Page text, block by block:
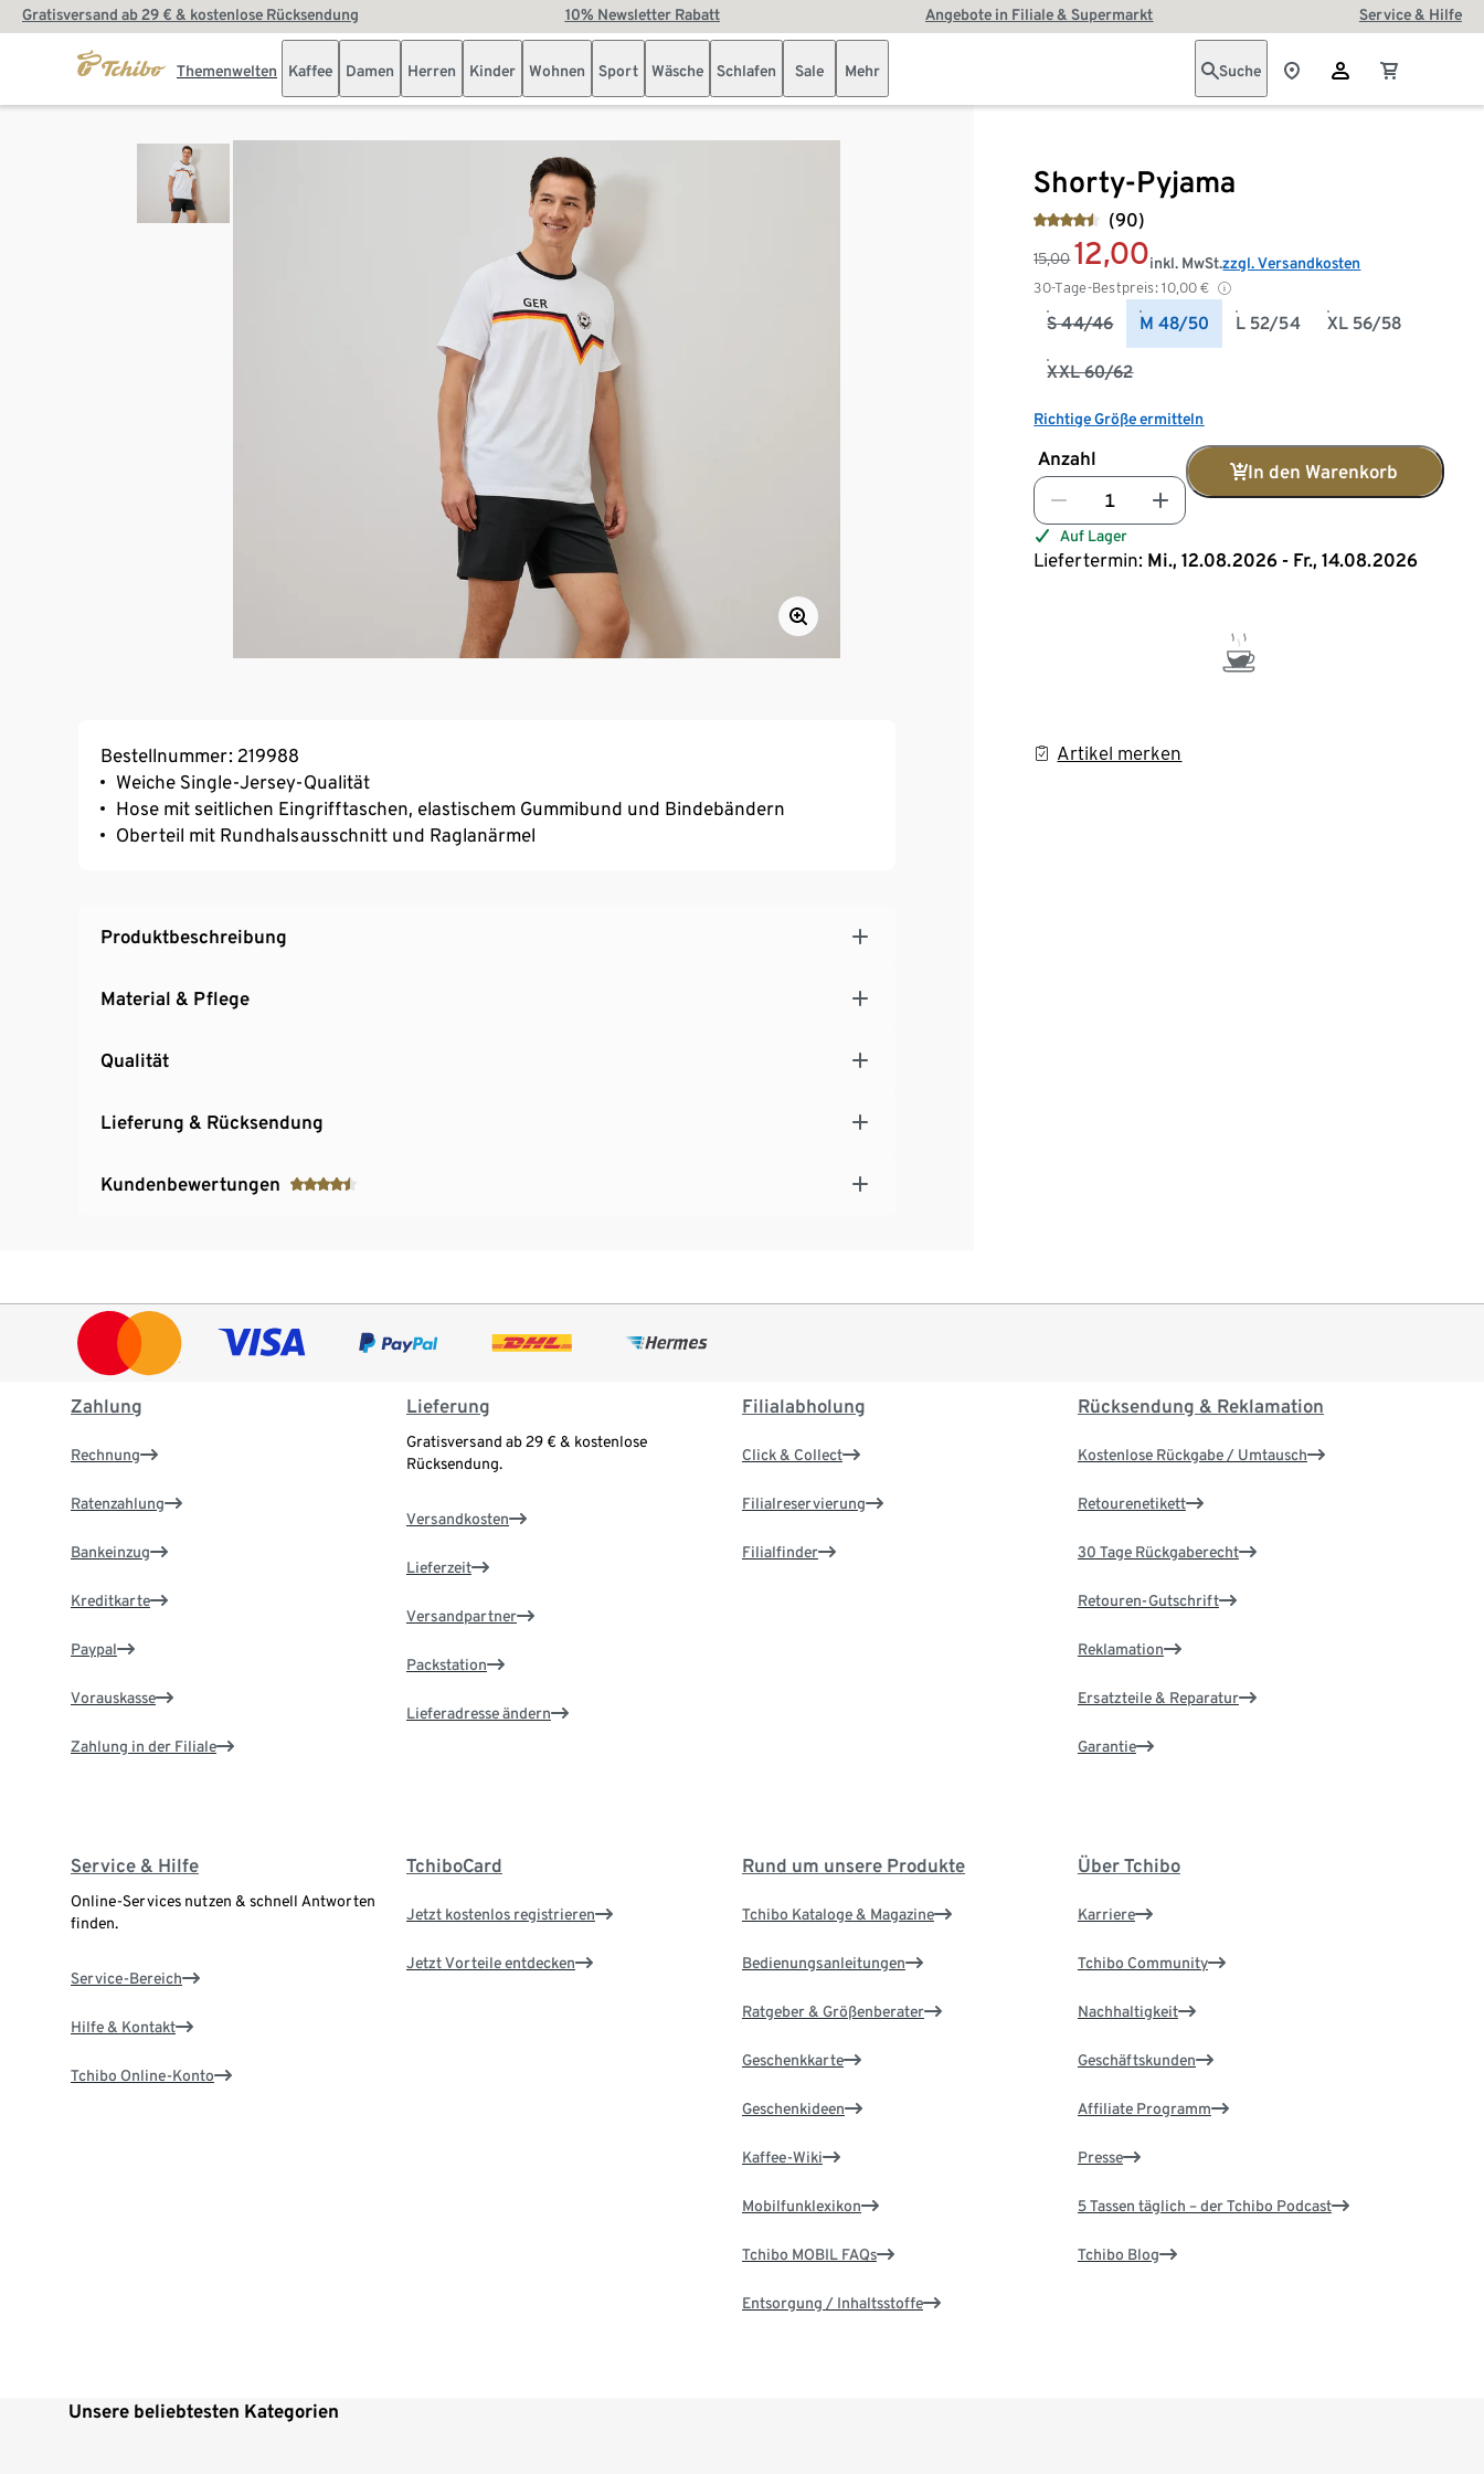
Gratisversand ab 29 € & kostenlose Rücksendung 10% Newsletter Rabatt Angebote in Filiale & Supermarkt Service & Hilfe
Themenwelten Kaffee Damen Herren Kinder Wohnen Sport Wäsche Schlafen Sale Mehr Suche
Shorty-Pyjama
(90)
15,00 12,00
30-Tage-Bestpreis: 10,00 €
inkl. MwSt.zzgl. Versandkosten
S 44/46 M 48/50 L 52/54 XL 56/58
XXL 60/62
Richtige Größe ermitteln
Anzahl
In den Warenkorb
Auf Lager
Liefertermin: Mi., 12.08.2026 - Fr., 14.08.2026
Artikel merken
Bestellnummer: 219988
Weiche Single-Jersey-Qualität
Hose mit seitlichen Eingrifftaschen, elastischem Gummibund und Bindebändern
Oberteil mit Rundhalsausschnitt und Raglanärmel
Produktbeschreibung
Material & Pflege
Qualität
Lieferung & Rücksendung
Kundenbewertungen
Zahlung
Rechnung
Ratenzahlung
Bankeinzug
Kreditkarte
Paypal
Vorauskasse
Zahlung in der Filiale
Lieferung
Gratisversand ab 29 € & kostenlose
Rücksendung.
Versandkosten
Lieferzeit
Versandpartner
Packstation
Lieferadresse ändern
Filialabholung
Click & Collect
Filialreservierung
Filialfinder
Rücksendung & Reklamation
Kostenlose Rückgabe / Umtausch
Retourenetikett
30 Tage Rückgaberecht
Retouren-Gutschrift
Reklamation
Ersatzteile & Reparatur
Garantie
Service & Hilfe
Online-Services nutzen & schnell Antworten
finden.
Service-Bereich
Hilfe & Kontakt
Tchibo Online-Konto
TchiboCard
Jetzt kostenlos registrieren
Jetzt Vorteile entdecken
Rund um unsere Produkte
Tchibo Kataloge & Magazine
Bedienungsanleitungen
Ratgeber & Größenberater
Geschenkkarte
Geschenkideen
Kaffee-Wiki
Mobilfunklexikon
Tchibo MOBIL FAQs
Entsorgung / Inhaltsstoffe
Über Tchibo
Karriere
Tchibo Community
Nachhaltigkeit
Geschäftskunden
Affiliate Programm
Presse
5 Tassen täglich – der Tchibo Podcast
Tchibo Blog
Unsere beliebtesten Kategorien